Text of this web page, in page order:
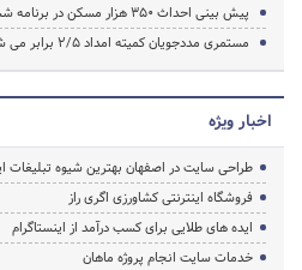
پیش بینی احداث 350 هزار مسکن در برنامه ششم توسعه
مستمری مددجویان کمیته امداد ۲/۵ برابر می شود
اخبار ویژه
طراحی سایت در اصفهان بهترین شیوه تبلیغات
فروشگاه اینترنتی کشاورزی اگری راز
ایده های طلایی برای کسب درآمد از اینستاگرام
خدمات سایت انجام پروژه ماهان